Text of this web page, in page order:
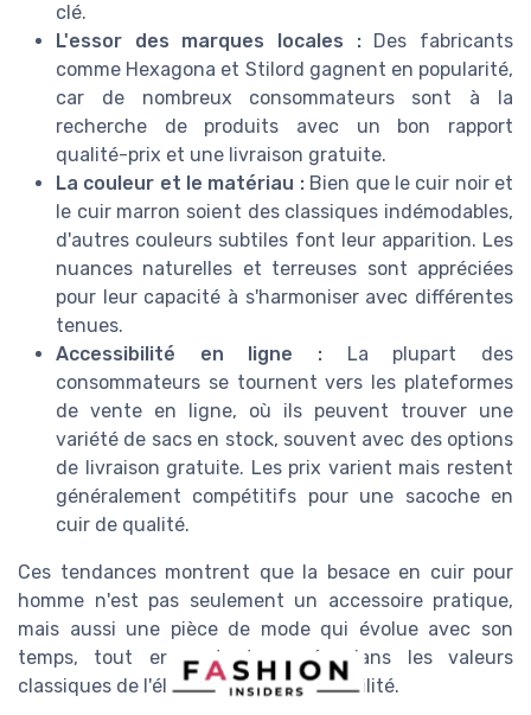
clé.
L'essor des marques locales :Des fabricants
comme Hexagona et Stilord gagnent en popularité,
car de nombreux consommateurs sont à la
recherche de produits avec un bon rapport
qualité-prix et une livraison gratuite.
La couleur et le matériau :Bien que le cuir noir et
le cuir marron soient des classiques indémodables,
d'autres couleurs subtiles font leur apparition. Les
nuances naturelles et terreuses sont appréciées
pour leur capacité à s'harmoniser avec différentes
tenues.
Accessibilité en ligne : La plupart des
consommateurs se tournent vers les plateformes
de vente en ligne, où ils peuvent trouver une
variété de sacs en stock, souvent avec des options
de livraison gratuite. Les prix varient mais restent
généralement compétitifs pour une sacoche en
cuir de qualité.
Ces tendances montrent que la besace en cuir pour
homme n'est pas seulement un accessoire pratique,
mais aussi une pièce de mode qui évolue avec son
temps, tout en restant ancrée dans les valeurs
classiques de l'élégance et de la durabilité.